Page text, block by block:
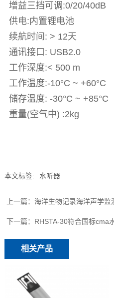
增益三挡可调:0/20/40dB
供电:内置锂电池
续航时间: > 12天
通讯接口: USB2.0
工作深度:< 500 m
工作温度:-10°C ~ +60°C
储存温度: -30°C ~ +85°C
重量(空气中) :2kg
本文标签: 水听器
上一篇： 海洋生物记录海洋声学
下一篇： RHSTA-30符合国标cma
相关产品